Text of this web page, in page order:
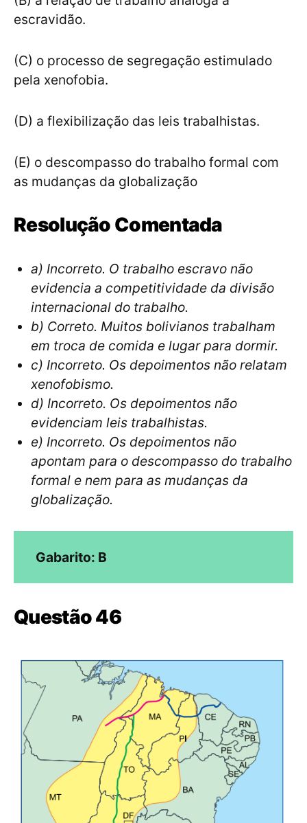
escravidão.
(C) o processo de segregação estimulado
pela xenofobia.
(D) a flexibilização das leis trabalhistas.
(E) o descompasso do trabalho formal com
as mudanças da globalização
Resolução Comentada
a) Incorreto. O trabalho escravo não
evidencia a competitividade da divisão
internacional do trabalho.
b) Correto. Muitos bolivianos trabalham
em troca de comida e lugar para dormir.
c) Incorreto. Os depoimentos não relatam
xenofobismo.
d) Incorreto. Os depoimentos não
evidenciam leis trabalhistas.
e) Incorreto. Os depoimentos não
apontam para o descompasso do trabalho
formal e nem para as mudanças da
globalização.
Gabarito: B
Questão 46